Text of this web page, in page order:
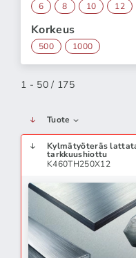
6 8 10 12
Korkeus
500 1000
1 - 50 / 175
Tuote
Kylmätyöteräs
tarkkuushiottu
K460TH250X12